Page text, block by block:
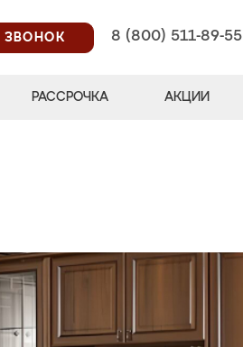
ЗВОНОК
8 (800) 511-89-55
РАССРОЧКА АКЦИИ